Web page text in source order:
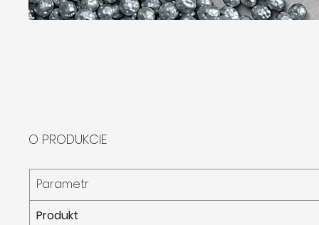
O PRODUKCIE
Parametr
Produkt